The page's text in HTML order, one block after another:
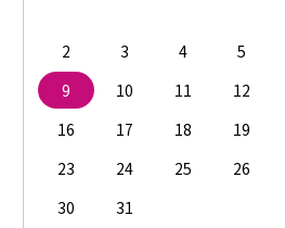
2
3 4 5
9
10 11 12
16
17 18 19
23
24 25 26
30
31